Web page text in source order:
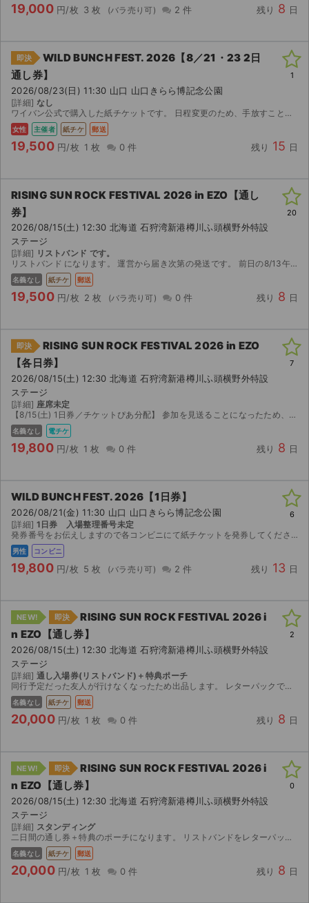
19,000 円/枚 3 枚 2 件 残り 8 日
即決
WILD BUNCH FEST. 2026【8／21・23 2日
通し券】
2026/08/23(日) 11:30 山口 山口きらら博記念公園
[詳細] なし
ワイバン公式で購入した紙チケットです。 日程変更のため、手放すことにしました。 よろしくお願いします！
女性 主催者 紙チケ 郵送
19,500 円/枚 1 枚 0 件 残り 15 日
1
RISING SUN ROCK FESTIVAL 2026 in EZO【通し
券】
2026/08/15(土) 12:30 北海道 石狩湾新港樽川ふ頭横野外特設
ステージ
[詳細] リストバンド です。
リストバンド になります。 運営から届き次第の発送です。 前日の8/13午後に札幌駅やすすきので手渡しも可能ですのでご相談ください。
名義なし 紙チケ 郵送
19,500 円/枚 2 枚 0 件 残り 8 日
20
即決
RISING SUN ROCK FESTIVAL 2026 in EZO
【各日券】
2026/08/15(土) 12:30 北海道 石狩湾新港樽川ふ頭横野外特設
ステージ
[詳細] 座席未定
【8/15(土) 1日券／チケットぴあ分配】 参加を見送ることになったため、1枚お譲りします。定価20,000円のチケットを、定価以下の価格で出品しております。 ■お渡し方法 チケ...
名義なし 電チケ
19,800 円/枚 1 枚 0 件 残り 8 日
7
WILD BUNCH FEST. 2026【1日券】
2026/08/21(金) 11:30 山口 山口きらら博記念公園
[詳細] 1日券 入場整理番号未定
発券番号をお伝えしますので各コンビニにて紙チケットを発券してください。お座席は紙チケットを発券してみないと分かりませんのでご検討宜しくお願い致します。 出演者] ■8/21(金) ASIAN ...
男性 コンビニ
19,800 円/枚 5 枚 2 件 残り 13 日
6
NEW! 即決
RISING SUN ROCK FESTIVAL 2026 i
n EZO【通し券】
2026/08/15(土) 12:30 北海道 石狩湾新港樽川ふ頭横野外特設
ステージ
[詳細] 通し入場券(リストバンド)＋特典ポーチ
同行予定だった友人が行けなくなったため出品します。 レターパックで郵送予定ですが札幌市内の場所によっては事前手渡しも可能なのでその際はコメントにてご相談ください。 よろしくお願いします。
名義なし 紙チケ 郵送
20,000 円/枚 1 枚 0 件 残り 8 日
2
NEW! 即決
RISING SUN ROCK FESTIVAL 2026 i
n EZO【通し券】
2026/08/15(土) 12:30 北海道 石狩湾新港樽川ふ頭横野外特設
ステージ
[詳細] スタンディング
二日間の通し券＋特典のポーチになります。 リストバンドをレターパックで郵送致します。 よろしくお願いします。
名義なし 紙チケ 郵送
20,000 円/枚 1 枚 0 件 残り 8 日
0